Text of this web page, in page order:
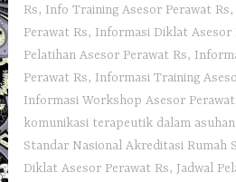
Rs, Info Training Asesor Perawat Rs,
Perawat Rs, Informasi Diklat Asesor
Pelatihan Asesor Perawat Rs,
Perawat Rs, Informasi Training
Informasi Workshop Asesor Perawat
komunikasi terapeutik dalam asuhan
Standar Nasional Akreditasi Rumah
Diklat Asesor Perawat Rs, Jadwal